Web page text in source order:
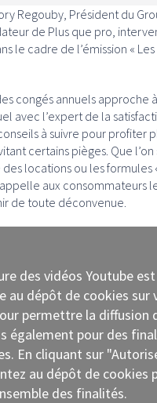
Regouby, Président du
de Plus que pro,
le cadre de l’émission «
congés annuels approche
avec l’expert de la
à suivre pour profiter
certains pièges. Que
locations ou les formules
aux consommateurs
de toute déconvenue.
des vidéos Youtube est
au dépôt de cookies sur
permettre la diffusion
également pour des
En cliquant sur
au dépôt de cookies
des finalités.